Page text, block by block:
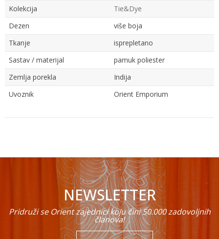
Kolekcija
Tie&Dye
Dezen
više boja
Tkanje
isprepletano
Sastav / materijal
pamuk poliester
Zemlja porekla
Indija
Uvoznik
Orient Emporium
NEWSLETTER
Pridruži se Orient zajednici koju čini 50.000 zadovoljnih
članova!